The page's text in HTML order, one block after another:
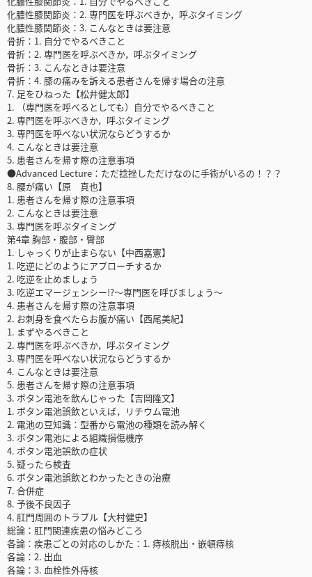
化膿性膝関節炎：2. 専門医を呼ぶべきか，呼ぶタイミング
化膿性膝関節炎：3. こんなときは要注意
骨折：1. 自分でやるべきこと
骨折：2. 専門医を呼ぶべきか，呼ぶタイミング
骨折：3. こんなときは要注意
骨折：4. 膝の痛みを訴える患者さんを帰す場合の注意
7. 足をひねった【松井健太郎】
1. （専門医を呼べるとしても）自分でやるべきこと
2. 専門医を呼ぶべきか，呼ぶタイミング
3. 専門医を呼べない状況ならどうするか
4. こんなときは要注意
5. 患者さんを帰す際の注意事項
●Advanced Lecture：ただ捻挫しただけなのに手術がいるの！？？
8. 腰が痛い【原 真也】
1. 患者さんを帰す際の注意事項
2. こんなときは要注意
3. 専門医を呼ぶタイミング
第4章 胸部・腹部・臀部
1. しゃっくりが止まらない【中西嘉憲】
1. 吃逆にどのようにアプローチするか
2. 吃逆を止めましょう
3. 吃逆エマージェンシー!?～専門医を呼びましょう～
4. 患者さんを帰す際の注意事項
2. お刺身を食べたらお腹が痛い【西尾美紀】
1. まずやるべきこと
2. 専門医を呼ぶべきか，呼ぶタイミング
3. 専門医を呼べない状況ならどうするか
4. こんなときは要注意
5. 患者さんを帰す際の注意事項
3. ボタン電池を飲んじゃった【吉岡隆文】
1. ボタン電池誤飲といえば，リチウム電池
2. 電池の豆知識：型番から電池の種類を読み解く
3. ボタン電池による組織損傷機序
4. ボタン電池誤飲の症状
5. 疑ったら検査
6. ボタン電池誤飲とわかったときの治療
7. 合併症
8. 予後不良因子
4. 肛門周囲のトラブル【大村健史】
総論：肛門関連疾患の悩みどころ
各論：疾患ごとの対応のしかた：1. 痔核脱出・嵌頓痔核
各論：2. 出血
各論：3. 血栓性外痔核